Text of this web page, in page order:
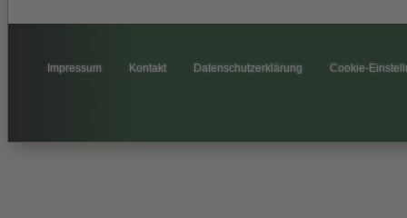
Impressum Kontakt Datenschutzerklärung Cookie-